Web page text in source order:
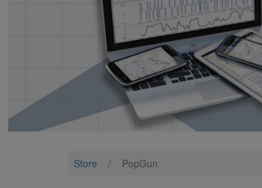
Store / PopGun